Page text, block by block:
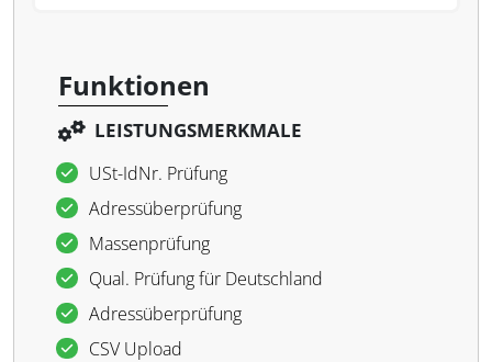
Funktionen
LEISTUNGSMERKMALE
USt-IdNr. Prüfung
Adressüberprüfung
Massenprüfung
Qual. Prüfung für Deutschland
Adressüberprüfung
CSV Upload